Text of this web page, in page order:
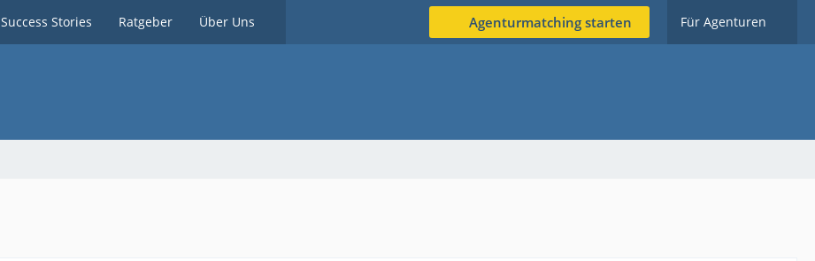
Success Stories Ratgeber Über Uns Agenturmatching starten Für Agenturen